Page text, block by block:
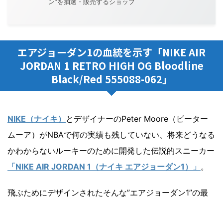
ン”を抽選・販売するショップ
エアジョーダン1の血統を示す「NIKE AIR
JORDAN 1 RETRO HIGH OG Bloodline
Black/Red 555088-062」
NIKE（ナイキ） とデザイナーのPeter Moore（ピーター
ムーア）がNBAで何の実績も残していない、将来どうなる
かわからないルーキーのために開発した伝説的スニーカー
「NIKE AIR JORDAN 1（ナイキ エアジョーダン1）」 。
飛ぶためにデザインされたそんな”エアジョーダン1”の最